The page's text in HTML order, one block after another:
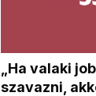
„Ha valaki
szavazni,